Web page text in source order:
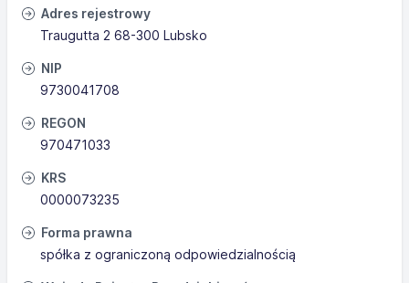
Adres rejestrowy
Traugutta 2 68-300 Lubsko
NIP
9730041708
REGON
970471033
KRS
0000073235
Forma prawna
spółka z ograniczoną odpowiedzialnością